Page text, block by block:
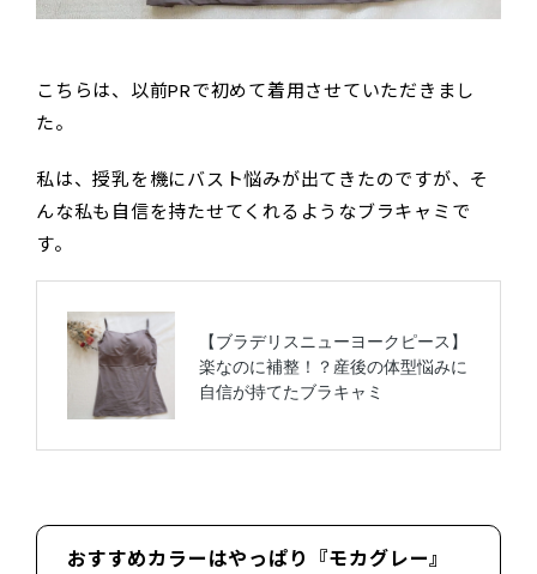
こちらは、以前PRで初めて着用させていただきまし
た。
私は、授乳を機にバスト悩みが出てきたのですが、そ
んな私も自信を持たせてくれるようなブラキャミで
す。
おすすめカラーはやっぱり『モカグレー』